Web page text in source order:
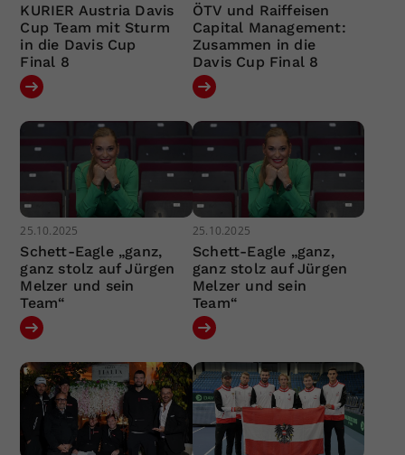
KURIER Austria Davis
Cup Team mit Sturm
in die Davis Cup
Final 8
ÖTV und Raiffeisen
Capital Management:
Zusammen in die
Davis Cup Final 8
25.10.2025
Schett-Eagle „ganz,
ganz stolz auf Jürgen
Melzer und sein
Team“
25.10.2025
Schett-Eagle „ganz,
ganz stolz auf Jürgen
Melzer und sein
Team“